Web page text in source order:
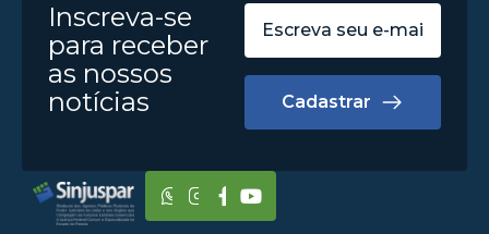
Inscreva-se
para receber
as nossos
notícias
Cadastrar